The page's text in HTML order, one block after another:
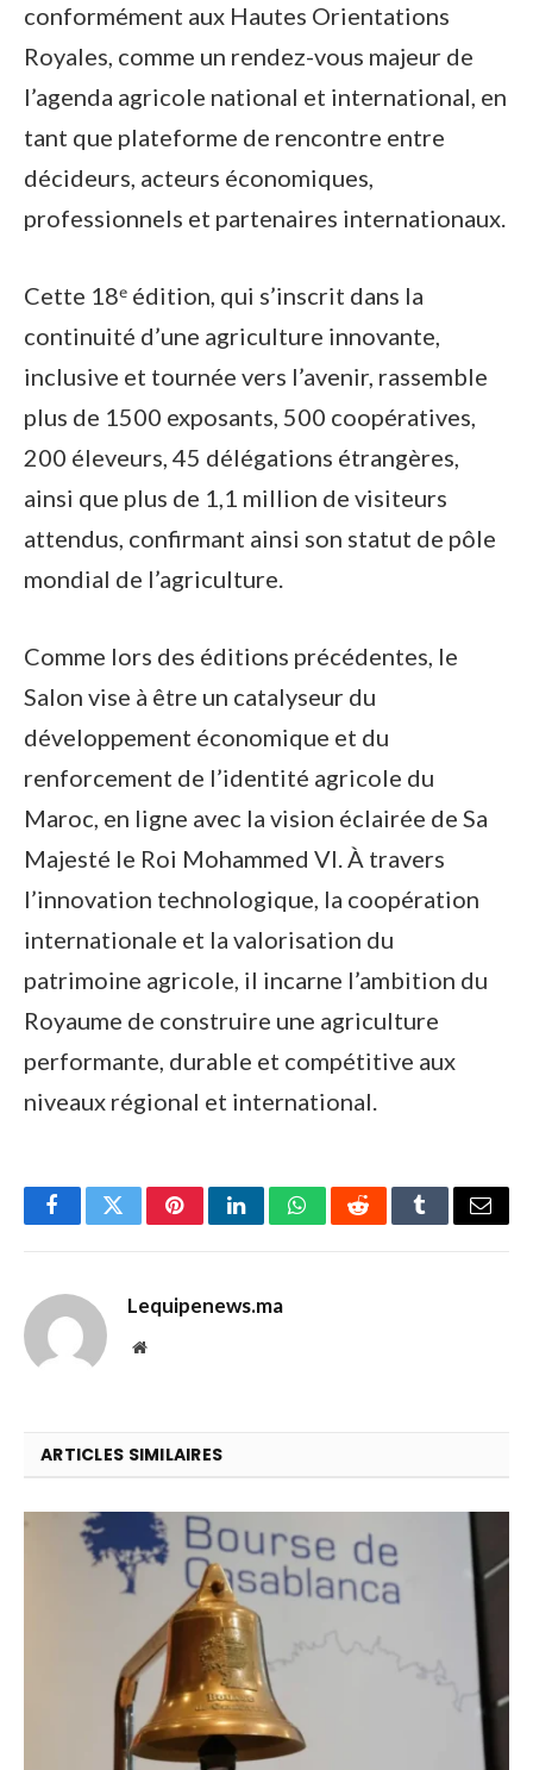
conformément aux Hautes Orientations
Royales, comme un rendez-vous majeur de
l’agenda agricole national et international, en
tant que plateforme de rencontre entre
décideurs, acteurs économiques,
professionnels et partenaires internationaux.
Cette 18ᵉ édition, qui s’inscrit dans la
continuité d’une agriculture innovante,
inclusive et tournée vers l’avenir, rassemble
plus de 1500 exposants, 500 coopératives,
200 éleveurs, 45 délégations étrangères,
ainsi que plus de 1,1 million de visiteurs
attendus, confirmant ainsi son statut de pôle
mondial de l’agriculture.
Comme lors des éditions précédentes, le
Salon vise à être un catalyseur du
développement économique et du
renforcement de l’identité agricole du
Maroc, en ligne avec la vision éclairée de Sa
Majesté le Roi Mohammed VI. À travers
l’innovation technologique, la coopération
internationale et la valorisation du
patrimoine agricole, il incarne l’ambition du
Royaume de construire une agriculture
performante, durable et compétitive aux
niveaux régional et international.
FacebookTwitterPinterestLinkedInWhatsAppRedditTumblrEmail
Lequipenews.ma
Website
ARTICLES SIMILAIRES